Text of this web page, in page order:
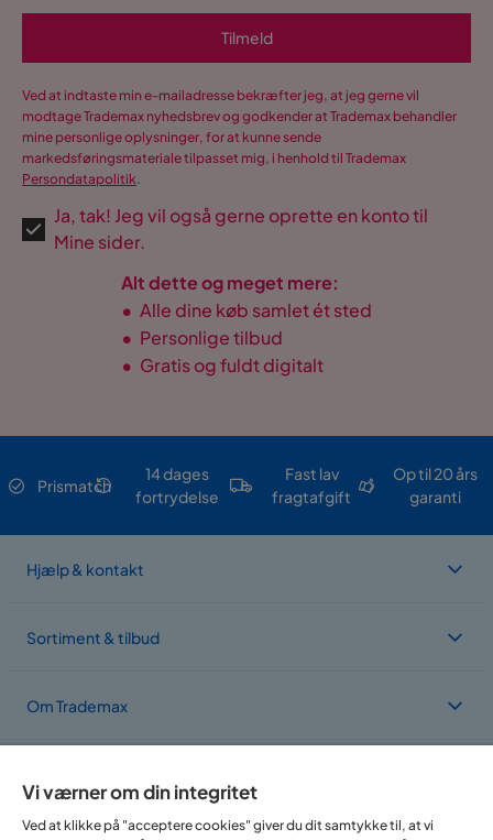
Tilmeld
Ved at indtaste min e-mailadresse bekræfter jeg, at jeg gerne vil
modtage Trademax nyhedsbrev og godkender at Trademax behandler
mine personlige oplysninger, for at kunne sende
markedsføringsmateriale tilpasset mig, i henhold til Trademax
Persondatapolitik.
Ja, tak! Jeg vil også gerne oprette en konto til
Mine sider.
Alt dette og meget mere:
• Alle dine køb samlet ét sted
• Personlige tilbud
• Gratis og fuldt digitalt
Prismatch
14 dages
fortrydelse
Fast lav
fragtafgift
Op til 20 års
garanti
Hjælp & kontakt
Sortiment & tilbud
Om Trademax
Vi findes i flere forskellige lande
Vi værner om din integritet
Ved at klikke på "acceptere cookies" giver du dit samtykke til, at vi